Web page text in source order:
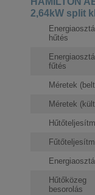
2,64kW split
hűtés
fűtés
Méretek
Méretek
Hűtőközeg
besorolás